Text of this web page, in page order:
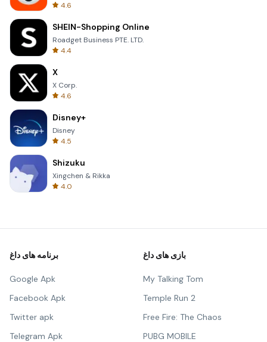
4.6
SHEIN-Shopping Online
Roadget Business PTE. LTD.
4.4
X
X Corp.
4.6
Disney+
Disney
4.5
Shizuku
Xingchen & Rikka
4.0
برنامه های داغ
Google Apk
Facebook Apk
Twitter apk
Telegram Apk
بازی های داغ
My Talking Tom
Temple Run 2
Free Fire: The Chaos
PUBG MOBILE